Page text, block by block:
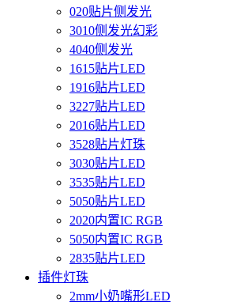
020贴片侧发光
3010侧发光幻彩
4040侧发光
1615贴片LED
1916贴片LED
3227贴片LED
2016贴片LED
3528贴片灯珠
3030贴片LED
3535贴片LED
5050贴片LED
2020内置IC RGB
5050内置IC RGB
2835贴片LED
插件灯珠
2mm小奶嘴形LED